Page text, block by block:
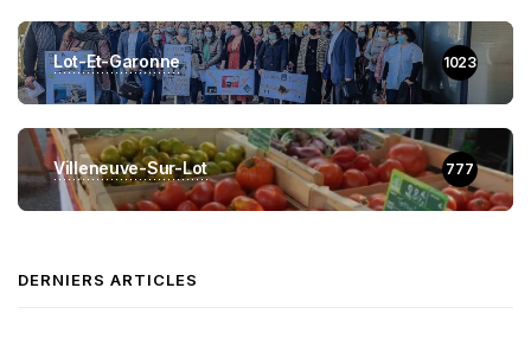
Lot-Et-Garonne 1023
Villeneuve-Sur-Lot 777
DERNIERS ARTICLES